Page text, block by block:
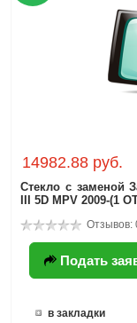
14982.88 руб.
Стекло с заменой
III 5D MPV 2009-(1
Отзывов:
Подать
в закладки